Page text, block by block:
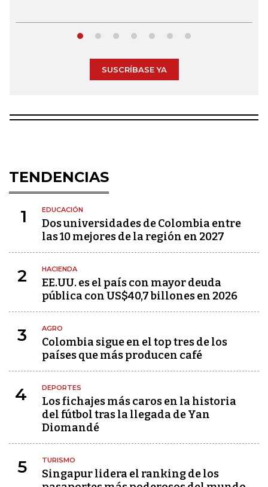
SUSCRÍBASE YA
TENDENCIAS
1 EDUCACIÓN
Dos universidades de Colombia entre
las 10 mejores de la región en 2027
2 HACIENDA
EE.UU. es el país con mayor deuda
pública con US$40,7 billones en 2026
3 AGRO
Colombia sigue en el top tres de los
países que más producen café
4 DEPORTES
Los fichajes más caros en la historia
del fútbol tras la llegada de Yan
Diomandé
5 TURISMO
Singapur lidera el ranking de los